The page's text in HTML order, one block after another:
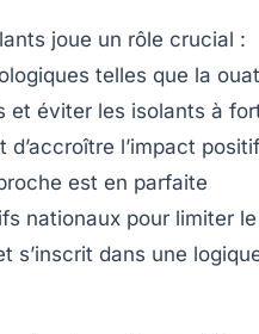
joue un rôle crucial :
telles que la
et éviter les isolants à
l’impact
est en parfaite
nationaux pour limiter le
s’inscrit dans une